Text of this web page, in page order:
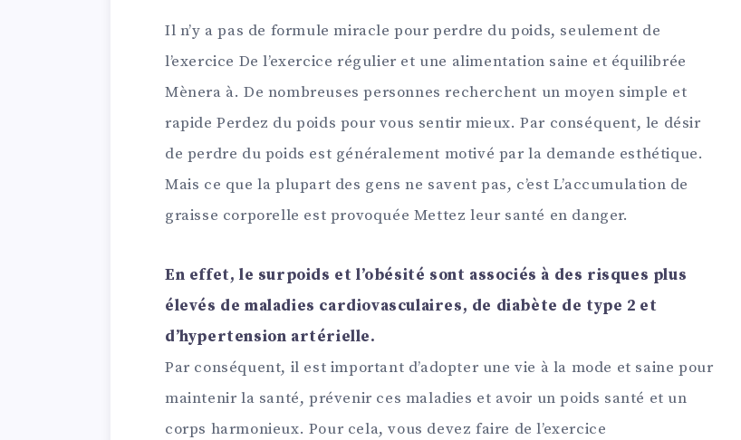
Il n’y a pas de formule miracle pour perdre du poids, seulement de
l’exercice De l’exercice régulier et une alimentation saine et équilibrée
Mènera à. De nombreuses personnes recherchent un moyen simple et
rapide Perdez du poids pour vous sentir mieux. Par conséquent, le désir
de perdre du poids est généralement motivé par la demande esthétique.
Mais ce que la plupart des gens ne savent pas, c’est L’accumulation de
graisse corporelle est provoquée Mettez leur santé en danger.
En effet, le surpoids et l’obésité sont associés à des risques plus
élevés de maladies cardiovasculaires, de diabète de type 2 et
d’hypertension artérielle.
Par conséquent, il est important d’adopter une vie à la mode et saine pour
maintenir la santé, prévenir ces maladies et avoir un poids santé et un
corps harmonieux. Pour cela, vous devez faire de l’exercice